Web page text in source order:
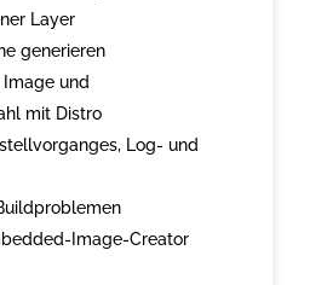
Layer
generieren
und
mit Distro
Log- und
Image-Creator